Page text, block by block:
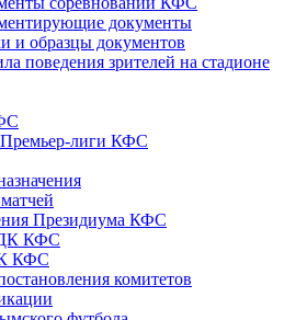
документы
и образцы документов
поведения зрителей на стадионе
лиги КФС
Президиума КФС
КФС
КФС
комитетов